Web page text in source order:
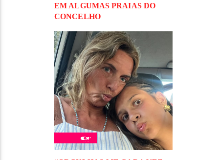
EM ALGUMAS PRAIAS DO
CONCELHO